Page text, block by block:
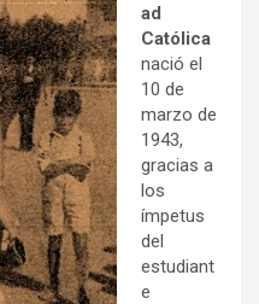
ad
Católica
nació el
10 de
marzo de
1943,
gracias a
los
ímpetus
del
estudiant
e